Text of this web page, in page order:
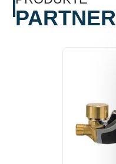
PARTNER